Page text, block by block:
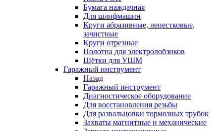
Бумага наждачная
Для шлифмашин
Круги абразивные, лепестковые,
зачистные
Круги отрезные
Полотна для электролобзиков
Щётки для УШМ
Гаражный инструмент
Назад
Гаражный инструмент
Диагностическое оборудование
Для восстановления резьбы
Для развальцовки тормозных трубок
Захваты магнитные и механические